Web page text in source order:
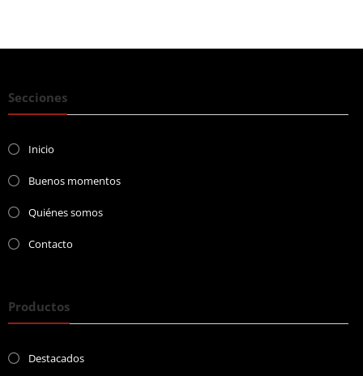
Secciones
Inicio
Buenos momentos
Quiénes somos
Contacto
Productos
Destacados